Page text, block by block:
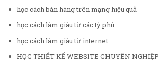
học cách bán hàng trên mạng hiệu quả
học cách làm giàu từ các tỷ phú
học cách làm giàu từ internet
HỌC THIẾT KẾ WEBSITE CHUYÊN NGHIỆP